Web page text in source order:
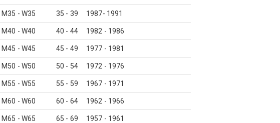
M35 - W35 35 - 39 1987- 1991
M40 - W40 40 - 44 1982 - 1986
M45 - W45 45 - 49 1977 - 1981
M50 - W50 50 - 54 1972 - 1976
M55 - W55 55 - 59 1967 - 1971
M60 - W60 60 - 64 1962 - 1966
M65 - W65 65 - 69 1957 - 1961